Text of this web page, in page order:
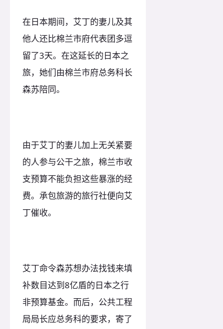
在日本期间，艾丁的妻儿及其
他人还比棉兰市府代表团多逗
留了3天。在这延长的日本之
旅，她们由棉兰市府总务科长
森苏陪同。
由于艾丁的妻儿加上无关紧要
的人参与公干之旅，棉兰市收
支预算不能负担这些暴涨的经
费。承包旅游的旅行社便向艾
丁催收。
艾丁命令森苏想办法找钱来填
补数目达到8亿盾的日本之行
非预算基金。而后，公共工程
局局长应总务科的要求，寄了